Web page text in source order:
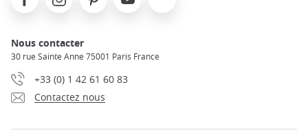
Nous contacter
30 rue Sainte Anne 75001 Paris France
+33 (0) 1 42 61 60 83
Contactez nous